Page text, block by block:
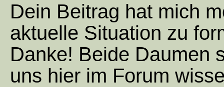
Dein Beitrag hat mich
aktuelle Situation zu
Danke! Beide Daumen
uns hier im Forum